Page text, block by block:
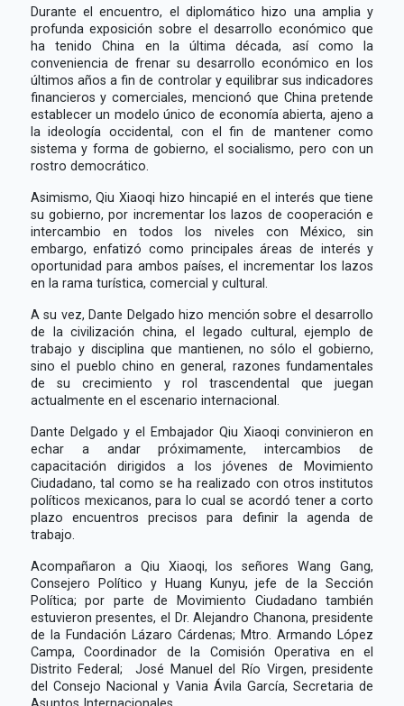
Durante el encuentro, el diplomático hizo una amplia y
profunda exposición sobre el desarrollo económico que
ha tenido China en la última década, así como la
conveniencia de frenar su desarrollo económico en los
últimos años a fin de controlar y equilibrar sus indicadores
financieros y comerciales, mencionó que China pretende
establecer un modelo único de economía abierta, ajeno a
la ideología occidental, con el fin de mantener como
sistema y forma de gobierno, el socialismo, pero con un
rostro democrático.
Asimismo, Qiu Xiaoqi hizo hincapié en el interés que tiene
su gobierno, por incrementar los lazos de cooperación e
intercambio en todos los niveles con México, sin
embargo, enfatizó como principales áreas de interés y
oportunidad para ambos países, el incrementar los lazos
en la rama turística, comercial y cultural.
A su vez, Dante Delgado hizo mención sobre el desarrollo
de la civilización china, el legado cultural, ejemplo de
trabajo y disciplina que mantienen, no sólo el gobierno,
sino el pueblo chino en general, razones fundamentales
de su crecimiento y rol trascendental que juegan
actualmente en el escenario internacional.
Dante Delgado y el Embajador Qiu Xiaoqi convinieron en
echar a andar próximamente, intercambios de
capacitación dirigidos a los jóvenes de Movimiento
Ciudadano, tal como se ha realizado con otros institutos
políticos mexicanos, para lo cual se acordó tener a corto
plazo encuentros precisos para definir la agenda de
trabajo.
Acompañaron a Qiu Xiaoqi, los señores Wang Gang,
Consejero Político y Huang Kunyu, jefe de la Sección
Política; por parte de Movimiento Ciudadano también
estuvieron presentes, el Dr. Alejandro Chanona, presidente
de la Fundación Lázaro Cárdenas; Mtro. Armando López
Campa, Coordinador de la Comisión Operativa en el
Distrito Federal; José Manuel del Río Virgen, presidente
del Consejo Nacional y Vania Ávila García, Secretaria de
Asuntos Internacionales.